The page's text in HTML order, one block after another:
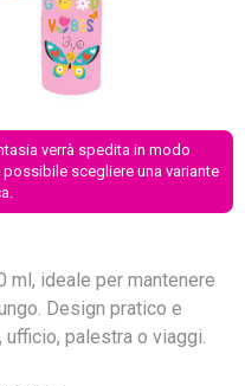
verrà spedita in modo
scegliere una variante
ml, ideale per mantenere
Design pratico e
palestra o viaggi.